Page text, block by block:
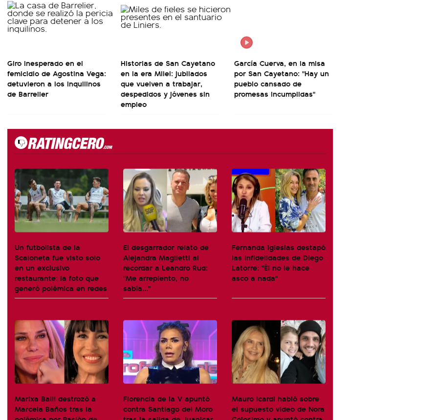
Giro inesperado en el
femicidio de Agostina Vega:
detuvieron a los inquilinos
de Barrelier
Historias de San Cayetano
en la era Milei: jubilados
que vuelven a trabajar,
despedidos y jóvenes sin
empleo
García Cuerva, en la misa
por San Cayetano: "Hay un
pueblo cansado de
promesas incumplidas"
Un futbolista de la
Scaloneta fue visto solo
en un exclusivo
restaurante: la foto que
generó polémica en redes
El desgarrador relato de
Alejandra Maglietti al
recordar a Leandro Rud:
"Me arrepiento, no
sabía..."
Fernanda Iglesias destapó
las infidelidades de Diego
Latorre: "Él no le hace
asco a nada"
Marixa Balli destrozó a
Marcela Baños tras la
Florencia de la V apuntó
contra Santiago del Moro
Mauro Icardi habló sobre
el supuesto video de Nora